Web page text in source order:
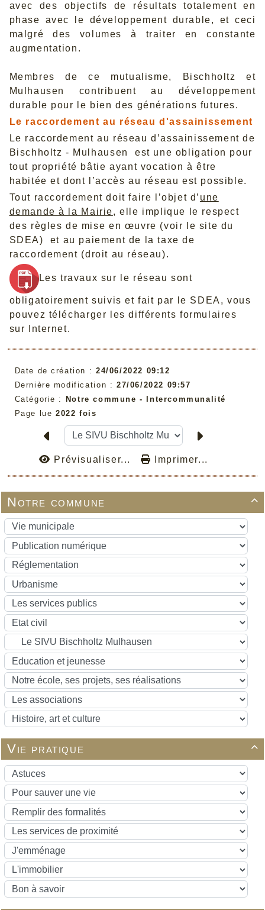

Notre commune

Vie pratique
avec des objectifs de résultats totalement en
phase avec le développement durable, et ceci
malgré des volumes à traiter en constante
augmentation.
Membres de ce mutualisme, Bischholtz et
Mulhausen contribuent au développement
durable pour le bien des générations futures.
Le raccordement au réseau d'assainissement
Le raccordement au réseau d’assainissement de
Bischholtz - Mulhausen est une obligation pour
tout propriété bâtie ayant vocation à être
habitée et dont l’accès au réseau est possible.
Tout raccordement doit faire l’objet d’ une
demande à la Mairie, elle implique le respect
des règles de mise en œuvre (voir le site du
SDEA) et au paiement de la taxe de
raccordement (droit au réseau).
Les travaux sur le réseau sont
obligatoirement suivis et fait par le SDEA, vous
pouvez télécharger les différents formulaires
sur Internet.
Date de création : 24/06/2022 09:12
Dernière modification : 27/06/2022 09:57
Catégorie :
Notre commune -
Intercommunalité
Page lue 2022 fois
Prévisualiser... Imprimer...